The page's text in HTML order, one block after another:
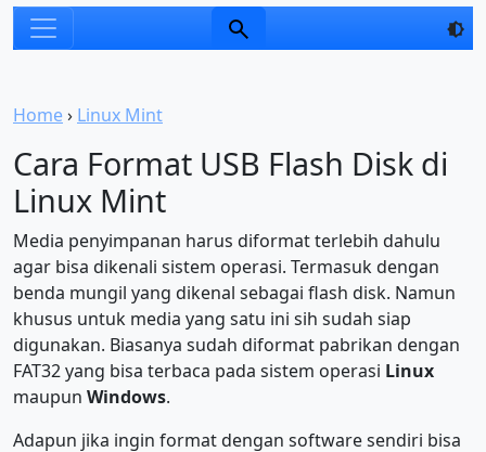
Home› Linux Mint
Cara Format USB Flash Disk di
Linux Mint
Media penyimpanan harus diformat terlebih dahulu
agar bisa dikenali sistem operasi. Termasuk dengan
benda mungil yang dikenal sebagai flash disk. Namun
khusus untuk media yang satu ini sih sudah siap
digunakan. Biasanya sudah diformat pabrikan dengan
FAT32 yang bisa terbaca pada sistem operasi Linux
maupun Windows.
Adapun jika ingin format dengan software sendiri bisa